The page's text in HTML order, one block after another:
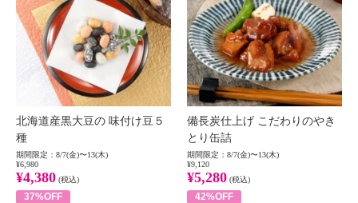
北海道産黒大豆の 味付け豆５
種
期間限定：8/7(金)〜13(木)
¥6,980
¥4,380 (税込)
37%OFF
備長炭仕上げ こだわりのやき
とり缶詰
期間限定：8/7(金)〜13(木)
¥9,120
¥5,280 (税込)
42%OFF